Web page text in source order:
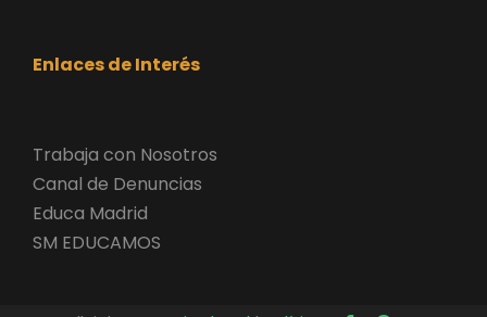
Enlaces de Interés
Trabaja con Nosotros
Canal de Denuncias
Educa Madrid
SM EDUCAMOS